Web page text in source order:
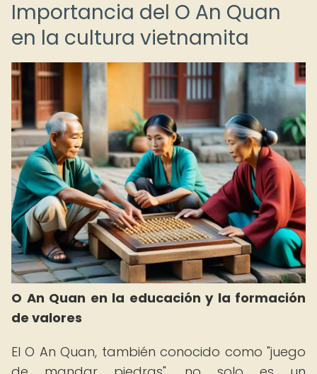
Importancia del O An Quan
en la cultura vietnamita
O An Quan en la educación y la formación
de valores
El O An Quan, también conocido como "juego